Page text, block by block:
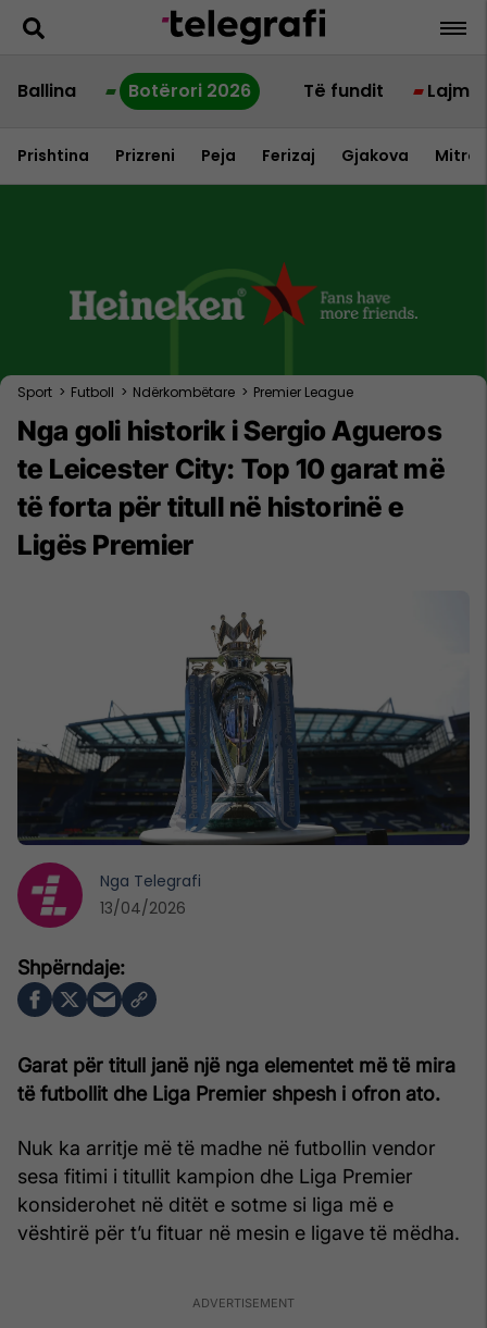
Ballina Botërori 2026 Të fundit Lajme
Prishtina Prizreni Peja Ferizaj Gjakova
Sport > Futboll > Ndërkombëtare > Premier League
Nga goli historik i Sergio Agueros
te Leicester City: Top 10 garat më
të forta për titull në historinë e
Ligës Premier
Garat për titull janë një nga elementet më të mira
të futbollit dhe Liga Premier shpesh i ofron ato.
Nuk ka arritje më të madhe në futbollin vendor
sesa fitimi i titullit kampion dhe Liga Premier
konsiderohet në ditët e sotme si liga më e
vështirë për t’u fituar në mesin e ligave të mëdha.
Nga Telegrafi
13/04/2026